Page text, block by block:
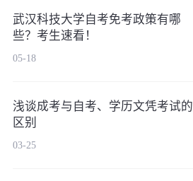
武汉科技大学自考免考政策有哪
些？考生速看！
05-18
浅谈成考与自考、学历文凭考试的
区别
03-25